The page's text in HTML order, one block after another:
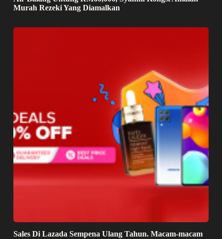
Murah Rezeki Yang Diamalkan
Sales Di Lazada Sempena Ulang Tahun. Macam-macam